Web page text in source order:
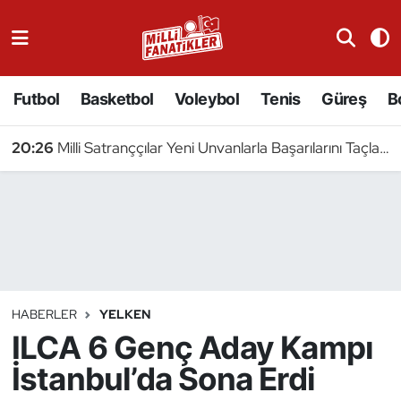
Futbol Basketbol Voleybol Tenis Güreş
20:26 Milli Satranççılar Yeni Unvanlarla Başarılarını Taçlandırdı
HABERLER YELKEN
ILCA 6 Genç Aday Kampı
İstanbul’da Sona Erdi
Badminton
Binicilik
Bisiklet